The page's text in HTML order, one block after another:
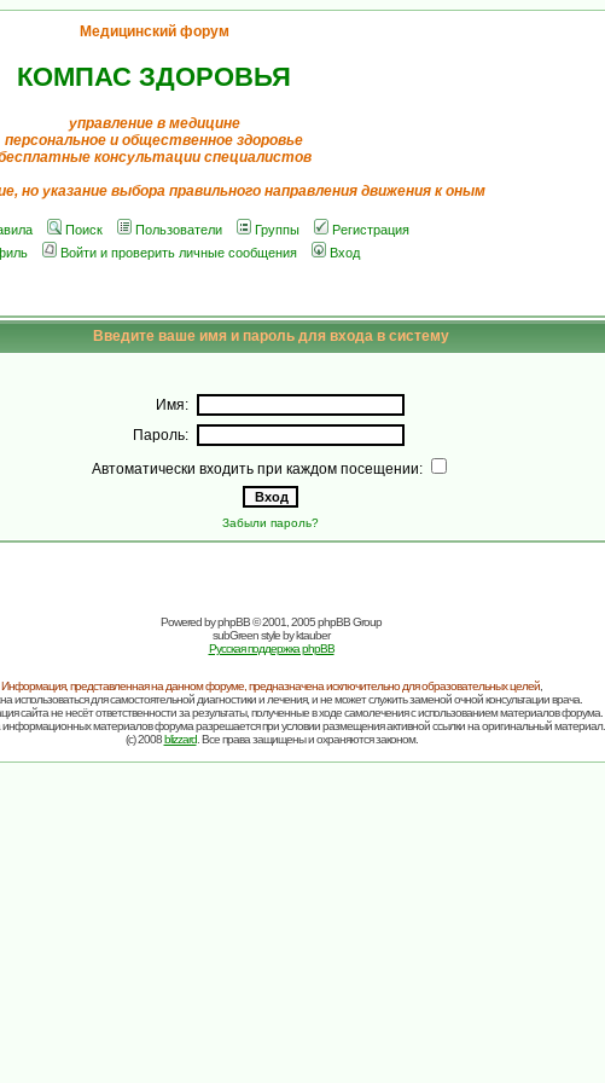
Медицинский форум
КОМПАС ЗДОРОВЬЯ
управление в медицине
персональное и общественное здоровье
консультации специалистов
но указание выбора правильного направления движения к оным
Поиск Пользователи Группы
Регистрация
Войти и проверить личные сообщения Вход
Введите ваше имя и пароль для входа в систему
Имя:
Пароль:
Автоматически входить при каждом посещении:
Забыли пароль?
Powered byphpBB© 2001, 2005 phpBB Group
subGreen style byktauber
Русская поддержка phpBB
Информация, представленная на данном форуме, предназначена исключительно для образовательных целей,
использоваться для самостоятельной диагностики и лечения, и не может служить заменой очной консультации врача.
сайта не несёт ответственности за результаты, полученные в ходе самолечения с использованием материалов форума.
информационных материалов форума разрешается при условии размещения активной ссылки на оригинальный материал.
(c) 2008blizzard. Все права защищены и охраняются законом.